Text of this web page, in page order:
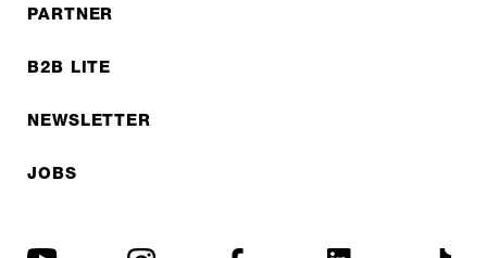
PARTNER
B2B LITE
NEWSLETTER
JOBS